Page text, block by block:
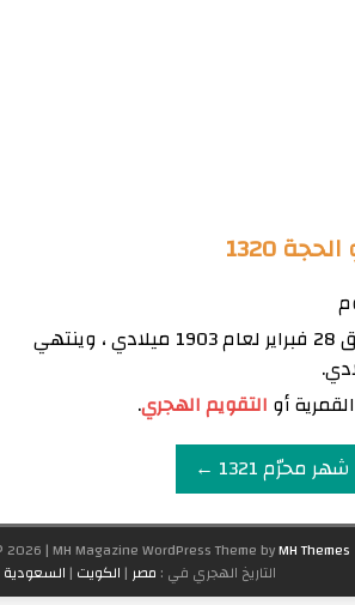
1320
يبدأ شهر ذو الحجة 1320 يوم السبت الموافق 28 فبراير لعام 1903 ميلادي ، وينتهي
أو التقويم الهجري.
شهر محرّم 1321 ←
2026 | MH Magazine WordPress Theme byMH Themes
التاريخ الهجري في : مصر |الكويت |السعودية